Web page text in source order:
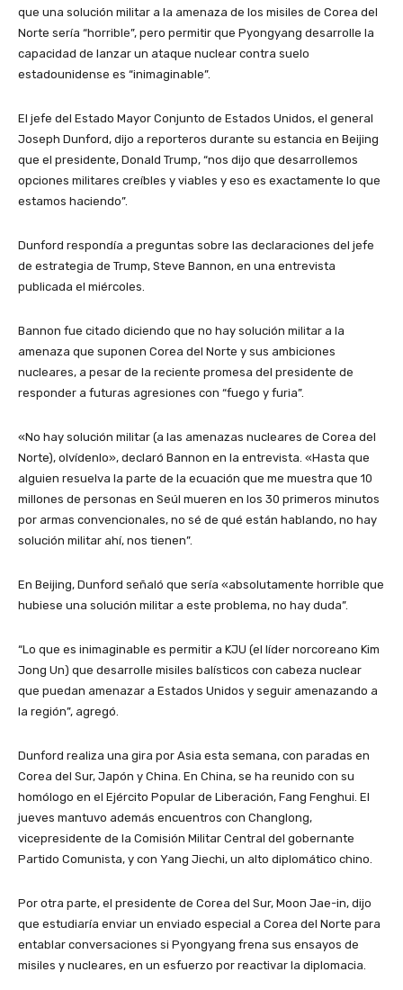
que una solución militar a la amenaza de los misiles de Corea del
Norte sería “horrible”, pero permitir que Pyongyang desarrolle la
capacidad de lanzar un ataque nuclear contra suelo
estadounidense es “inimaginable”.
El jefe del Estado Mayor Conjunto de Estados Unidos, el general
Joseph Dunford, dijo a reporteros durante su estancia en Beijing
que el presidente, Donald Trump, “nos dijo que desarrollemos
opciones militares creíbles y viables y eso es exactamente lo que
estamos haciendo”.
Dunford respondía a preguntas sobre las declaraciones del jefe
de estrategia de Trump, Steve Bannon, en una entrevista
publicada el miércoles.
Bannon fue citado diciendo que no hay solución militar a la
amenaza que suponen Corea del Norte y sus ambiciones
nucleares, a pesar de la reciente promesa del presidente de
responder a futuras agresiones con “fuego y furia”.
«No hay solución militar (a las amenazas nucleares de Corea del
Norte), olvídenlo», declaró Bannon en la entrevista. «Hasta que
alguien resuelva la parte de la ecuación que me muestra que 10
millones de personas en Seúl mueren en los 30 primeros minutos
por armas convencionales, no sé de qué están hablando, no hay
solución militar ahí, nos tienen”.
En Beijing, Dunford señaló que sería «absolutamente horrible que
hubiese una solución militar a este problema, no hay duda”.
“Lo que es inimaginable es permitir a KJU (el líder norcoreano Kim
Jong Un) que desarrolle misiles balísticos con cabeza nuclear
que puedan amenazar a Estados Unidos y seguir amenazando a
la región”, agregó.
Dunford realiza una gira por Asia esta semana, con paradas en
Corea del Sur, Japón y China. En China, se ha reunido con su
homólogo en el Ejército Popular de Liberación, Fang Fenghui. El
jueves mantuvo además encuentros con Changlong,
vicepresidente de la Comisión Militar Central del gobernante
Partido Comunista, y con Yang Jiechi, un alto diplomático chino.
Por otra parte, el presidente de Corea del Sur, Moon Jae-in, dijo
que estudiaría enviar un enviado especial a Corea del Norte para
entablar conversaciones si Pyongyang frena sus ensayos de
misiles y nucleares, en un esfuerzo por reactivar la diplomacia.